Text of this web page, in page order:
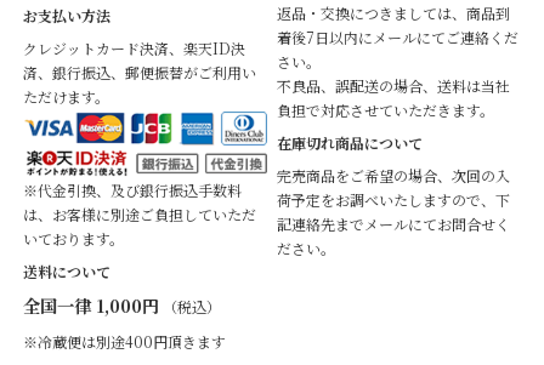
お支払い方法
クレジットカード決済、楽天ID決
済、銀行振込、郵便振替がご利用い
ただけます。
※代金引換、及び銀行振込手数料
は、お客様に別途ご負担していただ
いております。
送料について
全国一律 1,000円 （税込）
※冷蔵便は別途400円頂きます
返品・交換につきましては、商品到
着後7日以内にメールにてご連絡くだ
さい。
不良品、誤配送の場合、送料は当社
負担で対応させていただきます。
在庫切れ商品について
完売商品をご希望の場合、次回の入
荷予定をお調べいたしますので、下
記連絡先までメールにてお問合せく
ださい。